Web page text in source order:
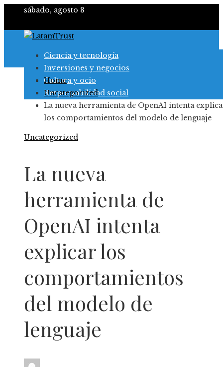
sábado, agosto 8
Ciencia y tecnología
Inversiones y negocios
Cultura y ocio
Responsabilidad social
Home
Uncategorized
La nueva herramienta de OpenAI intenta
los comportamientos del modelo de lenguaje
Uncategorized
La nueva
herramienta de
OpenAI intenta
explicar los
comportamientos
del modelo de
lenguaje